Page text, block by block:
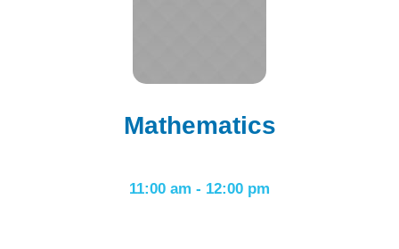
Mathematics
11:00 am - 12:00 pm